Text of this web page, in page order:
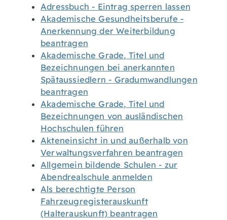
Adressbuch - Eintrag sperren lassen
Akademische Gesundheitsberufe -
Anerkennung der Weiterbildung
beantragen
Akademische Grade, Titel und
Bezeichnungen bei anerkannten
Spätaussiedlern - Gradumwandlungen
beantragen
Akademische Grade, Titel und
Bezeichnungen von ausländischen
Hochschulen führen
Akteneinsicht in und außerhalb von
Verwaltungsverfahren beantragen
Allgemein bildende Schulen - zur
Abendrealschule anmelden
Als berechtigte Person
Fahrzeugregisterauskunft
(Halterauskunft) beantragen